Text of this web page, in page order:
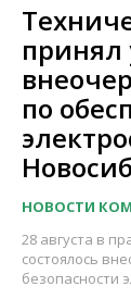
принял
по
НОВОСТИ
28 августа в
состоялось
безопасности